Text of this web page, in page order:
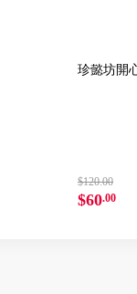
珍懿坊開
$120.00
$60.00